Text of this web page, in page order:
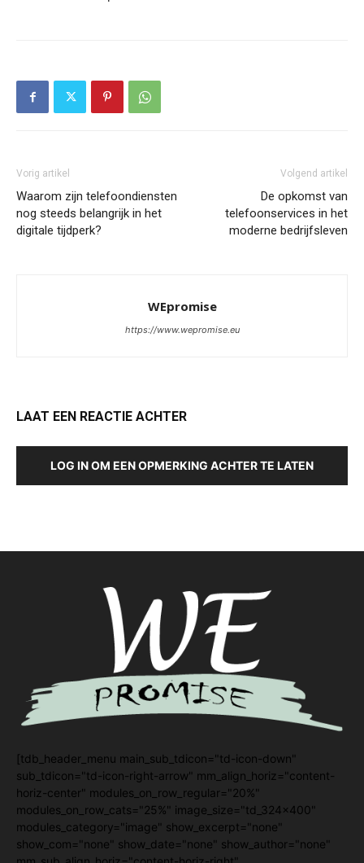
Vorig artikel
Waarom zijn telefoondiensten
nog steeds belangrijk in het
digitale tijdperk?
Volgend artikel
De opkomst van
telefoonservices in het
moderne bedrijfsleven
WEpromise
https://www.wepromise.eu
LAAT EEN REACTIE ACHTER
LOG IN OM EEN OPMERKING ACHTER TE LATEN
[tdb_header_menu main_sub_tdicon="td-icon-down"
sub_tdicon="td-icon-right-arrow" mm_align_horiz="content-
horiz-center" modules_on_row_regular="20%"
modules_on_row_cats="25%" image_size="td_324x400"
modules_category="image" show_excerpt="none"
show_com="none" show_date="none" show_author="none"